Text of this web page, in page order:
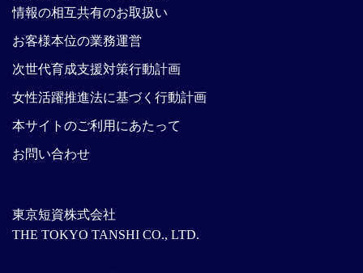
東京短資株式会社
THE TOKYO TANSHI CO., LTD.
情報の相互共有のお取扱い
お客様本位の業務運営
次世代育成支援対策行動計画
女性活躍推進法に基づく行動計画
本サイトのご利用にあたって
お問い合わせ